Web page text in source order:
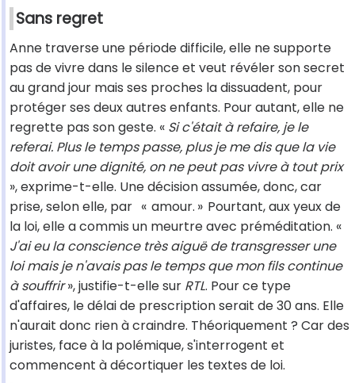
Sans regret
Anne traverse une période difficile, elle ne supporte
pas de vivre dans le silence et veut révéler son secret
au grand jour mais ses proches la dissuadent, pour
protéger ses deux autres enfants. Pour autant, elle ne
regrette pas son geste. « Si c'était à refaire, je le
referai. Plus le temps passe, plus je me dis que la vie
doit avoir une dignité, on ne peut pas vivre à tout prix
», exprime-t-elle. Une décision assumée, donc, car
prise, selon elle, par « amour. » Pourtant, aux yeux de
la loi, elle a commis un meurtre avec préméditation. «
J'ai eu la conscience très aiguë de transgresser une
loi mais je n'avais pas le temps que mon fils continue
à souffrir», justifie-t-elle sur RTL. Pour ce type
d'affaires, le délai de prescription serait de 30 ans. Elle
n'aurait donc rien à craindre. Théoriquement ? Car des
juristes, face à la polémique, s'interrogent et
commencent à décortiquer les textes de loi.